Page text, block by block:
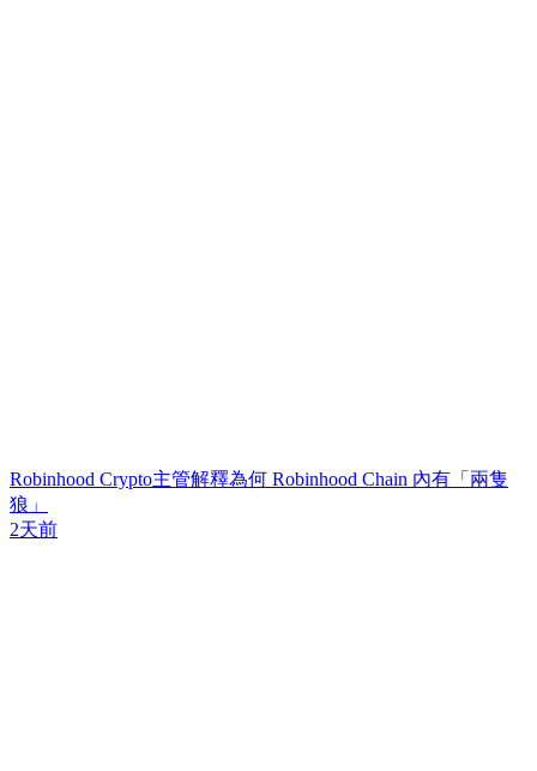
Robinhood Crypto主管解釋為何 Robinhood Chain 內有「兩隻
狼」
2天前